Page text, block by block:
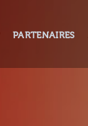
PARTENAIRES